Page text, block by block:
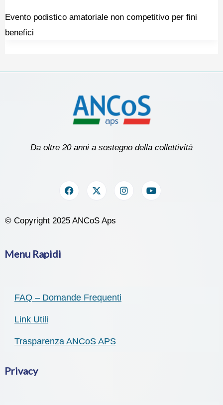
Evento podistico amatoriale non competitivo per fini
benefici
Da oltre 20 anni a sostegno della collettività
© Copyright 2025 ANCoS Aps
Menu Rapidi
FAQ – Domande Frequenti
Link Utili
Trasparenza ANCoS APS
Privacy